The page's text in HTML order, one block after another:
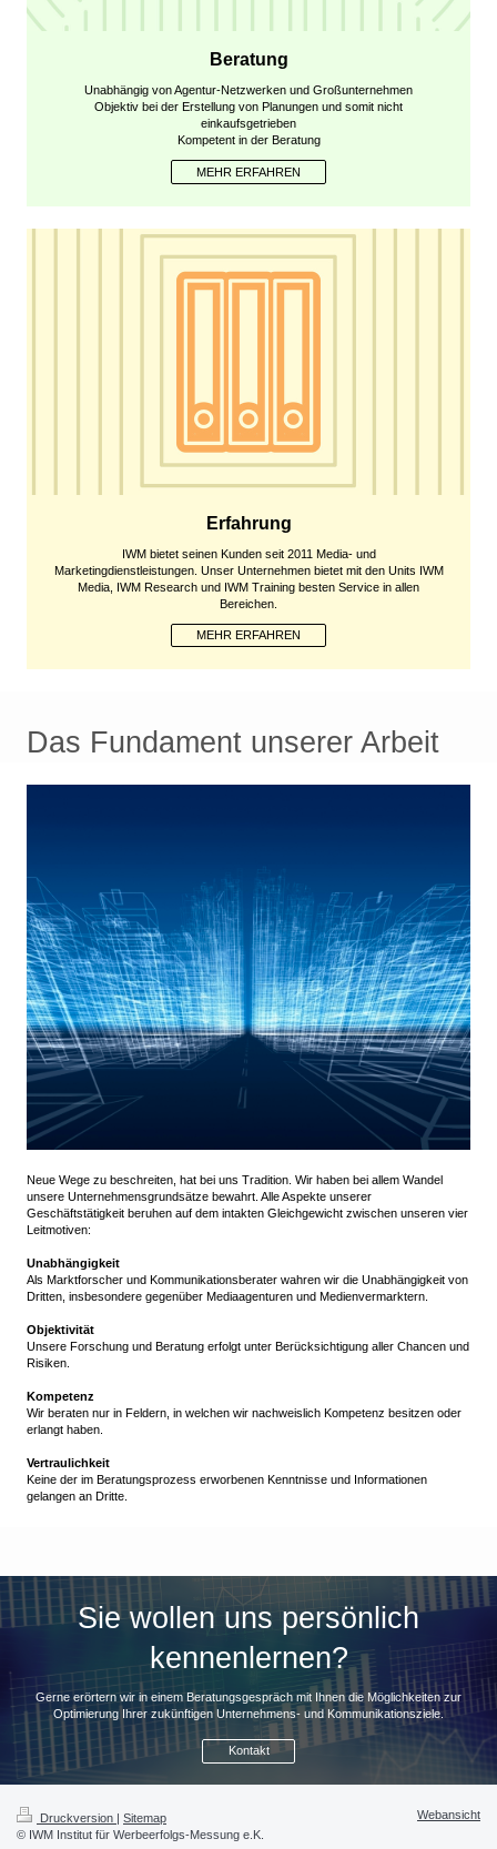
Beratung
Unabhängig von Agentur-Netzwerken und Großunternehmen
Objektiv bei der Erstellung von Planungen und somit nicht
einkaufsgetrieben
Kompetent in der Beratung
MEHR ERFAHREN
Erfahrung
IWM bietet seinen Kunden seit 2011 Media- und
Marketingdienstleistungen. Unser Unternehmen bietet mit den Units IWM
Media, IWM Research und IWM Training besten Service in allen
Bereichen.
MEHR ERFAHREN
Das Fundament unserer Arbeit
Neue Wege zu beschreiten, hat bei uns Tradition. Wir haben bei allem Wandel
unsere Unternehmensgrundsätze bewahrt. Alle Aspekte unserer
Geschäftstätigkeit beruhen auf dem intakten Gleichgewicht zwischen unseren vier
Leitmotiven:
Unabhängigkeit
Als Marktforscher und Kommunikationsberater wahren wir die Unabhängigkeit von
Dritten, insbesondere gegenüber Mediaagenturen und Medienvermarktern.
Objektivität
Unsere Forschung und Beratung erfolgt unter Berücksichtigung aller Chancen und
Risiken.
Kompetenz
Wir beraten nur in Feldern, in welchen wir nachweislich Kompetenz besitzen oder
erlangt haben.
Vertraulichkeit
Keine der im Beratungsprozess erworbenen Kenntnisse und Informationen
gelangen an Dritte.
Sie wollen uns persönlich
kennenlernen?
Gerne erörtern wir in einem Beratungsgespräch mit Ihnen die Möglichkeiten zur
Optimierung Ihrer zukünftigen Unternehmens- und Kommunikationsziele.
Kontakt
Druckversion
Sitemap
© IWM Institut für Werbeerfolgs-Messung e.K.
Webansicht